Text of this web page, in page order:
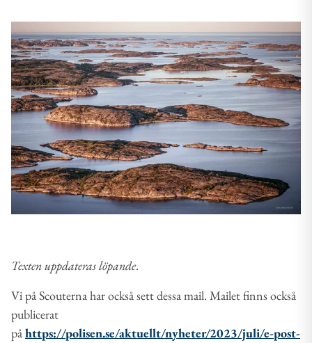
Texten uppdateras löpande.
Vi på Scouterna har också sett dessa mail. Mailet finns också
publicerat
påhttps://polisen.se/aktuellt/nyheter/2023/juli/e-post-